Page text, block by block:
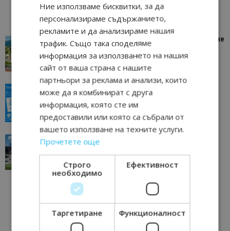
“Пощенска картичка от…”: Петрич – Изживяване
отвъд очакваното
Петрич
“Пощенска картичка от…”: Пловдив, градът на
всички времена
Пловдив
традициите, културата и вдъхновяващите...
17/06/2026 09:01
Ние използваме бисквитки, за да
персонализираме съдържанието,
рекламите и да анализираме нашия
трафик. Също така споделяме
информация за използването на нашия
сайт от ваша страна с нашите
партньори за реклама и анализи, които
може да я комбинират с друга
информация, която сте им
предоставили или която са събрали от
вашето използване на техните услуги.
Прочетете още
Строго
необходимо
Ефективност
Таргетиране Функционалност